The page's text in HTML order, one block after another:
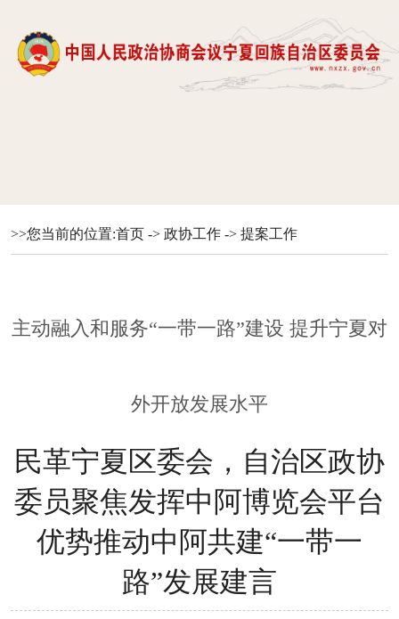
>>您当前的位置:首页 -> 政协工作 -> 提案工作
主动融入和服务“一带一路”建设 提升宁夏对
外开放发展水平
民革宁夏区委会，自治区政协
委员聚焦发挥中阿博览会平台
优势推动中阿共建“一带一
路”发展建言